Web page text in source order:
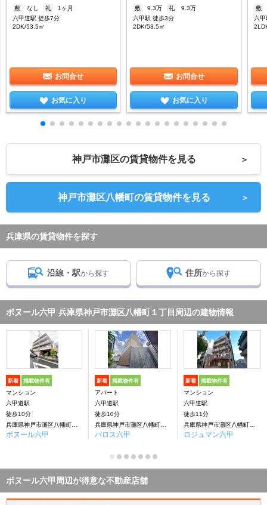
敷 なし 礼
1ヶ月
六甲道駅 徒歩7分
2DK/53.5㎡
お問合せ
お気に入り
敷 9.3万 礼
9.3万
六甲駅 徒歩3分
2DK/53.5㎡
お問合せ
お気に入り
敷
六甲
神戸市灘区の賃貸物件を見る ＞
神戸市灘区八幡町の賃貸物件を見る ＞
兵庫県の賃貸物件を探す
沿線・駅から探す 住所から探す
ボヌール六甲 兵庫県神戸市灘区八幡町１丁目周辺の建物情報
新着 掲載物件有
マンション
六甲道駅
徒歩10分
ボヌール六甲
新着 掲載物件有
アパート
六甲道駅
徒歩10分
パロス六甲
新着 掲載物件有
マンション
六甲道駅
徒歩11分
ロジュマン六甲
ボヌール六甲周辺が得意な不動産店舗